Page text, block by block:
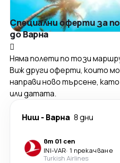
Специални оферти за
до Варна
Няма полети по този
Виж други оферти, които
направи ново търсене,
или датата.
Ниш - Варна 8 дни
вт 01 сеп
INI-VAR· 1 прекачване
Turkish Airlines